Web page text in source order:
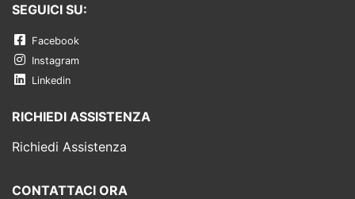
SEGUICI SU:
Facebook
Instagram
Linkedin
RICHIEDI ASSISTENZA
Richiedi Assistenza
CONTATTACI ORA